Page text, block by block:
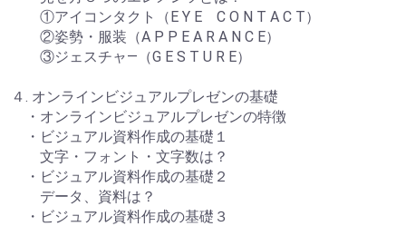
①アイコンタクト（E Y E C O N T A C T）
②姿勢・服装（A P P E A R A N C E）
③ジェスチャ―（G E S T U R E）
４. オンラインビジュアルプレゼンの基礎
・オンラインビジュアルプレゼンの特徴
・ビジュアル資料作成の基礎１
文字・フォント・文字数は？
・ビジュアル資料作成の基礎２
データ、資料は？
・ビジュアル資料作成の基礎３